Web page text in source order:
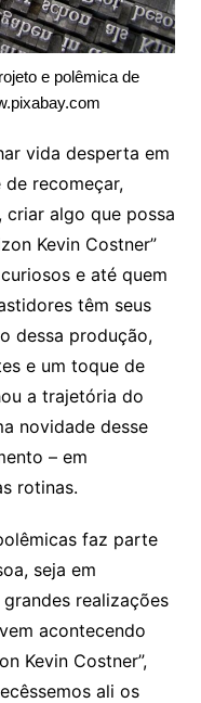
e polêmica de
vida desperta em
de recomeçar,
criar algo que possa
Kevin Costner”
e até quem
têm seus
dessa produção,
e um toque de
a trajetória do
novidade desse
– em
rotinas.
faz parte
seja em
realizações
acontecendo
Kevin Costner”,
ali os